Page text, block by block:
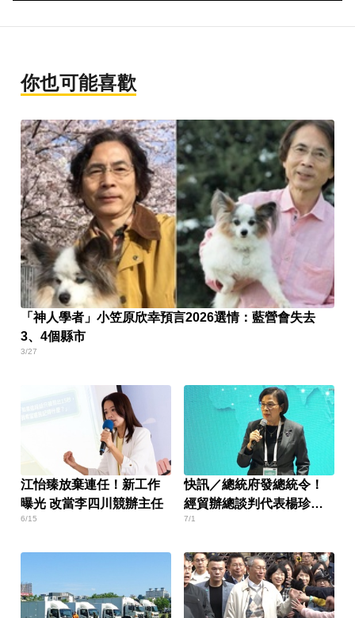
你也可能喜歡
「神人學者」小笠原欣幸預言2026選情：藍營會失去
3、4個縣市
3/27
江怡臻放棄連任！新工作
曝光 改當李四川競辦主任
6/15
快訊／總統府發總統令！
經貿辦總談判代表楊珍妮
遭免職
7/1